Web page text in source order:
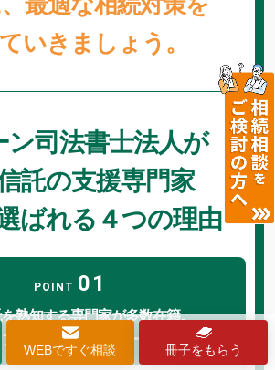
いきましょう。
ン司法書士法人が
託の支援専門家
ばれる４つの理由
POINT 01
熟知する専門家が多数在籍。
ロがしっかりサポートします。
WEBですぐ相談 冊子をもらう